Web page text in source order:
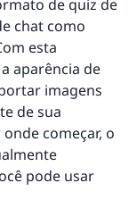
de quiz de
chat como
esta
aparência de
imagens
de sua
começar, o
pode usar